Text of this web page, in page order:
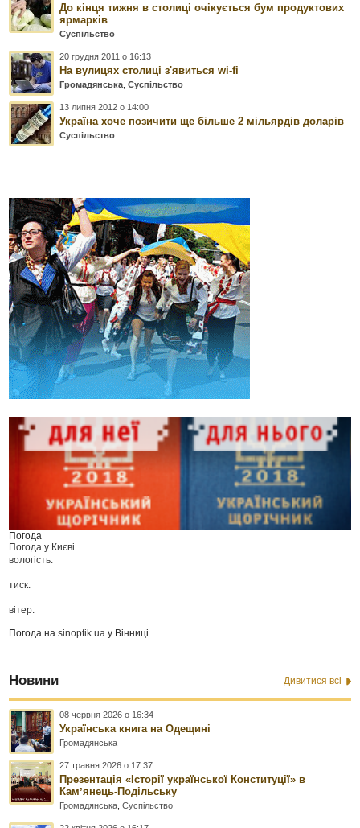
До кінця тижня в столиці очікується бум продуктових
ярмарків
Суспільство
20 грудня 2011 о 16:13
На вулицях столиці з'явиться wi-fi
Громадянська ,Суспільство
13 липня 2012 о 14:00
Україна хоче позичити ще більше 2 мільярдів доларів
Суспільство
Погода
Погода у Києві
вологість:
тиск:
вітер:
Погода наsinoptik.ua у Вінниці
Новини Дивитися всі
08 червня 2026 о 16:34
Українська книга на Одещині
Громадянська
27 травня 2026 о 17:37
Презентація «Історії української Конституції» в
Камʼянець-Подільську
Громадянська ,Суспільство